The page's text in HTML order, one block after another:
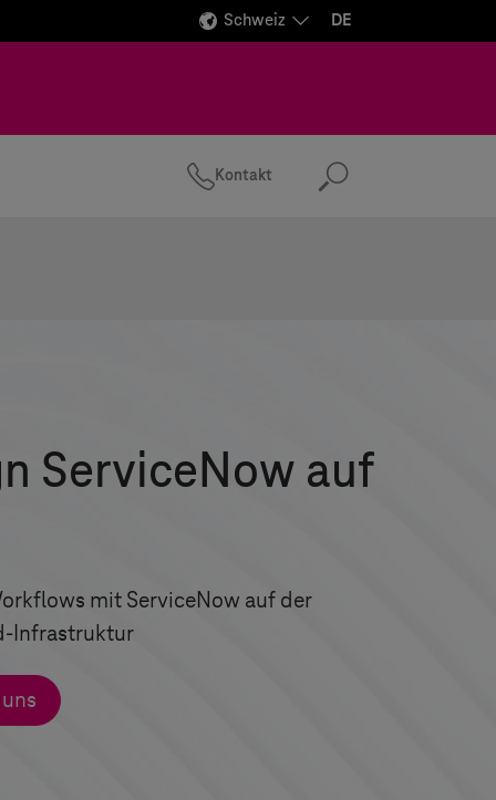
Schweiz DE
Kontakt Suchen
ServiceNow auf
mit ServiceNow auf der
-Infrastruktur